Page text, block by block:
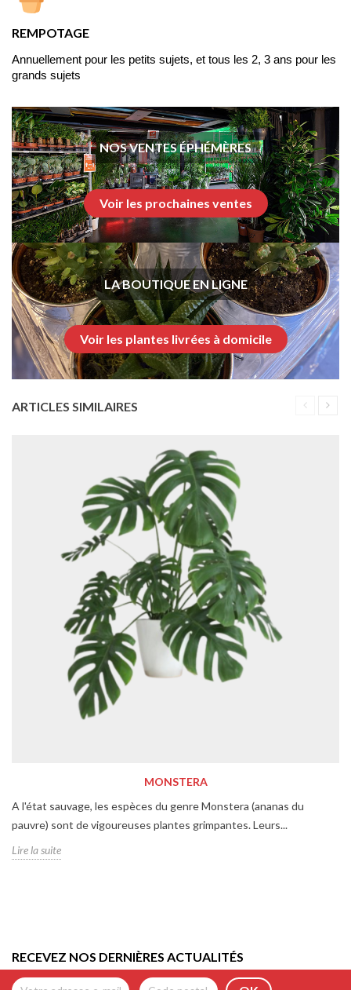
REMPOTAGE
Annuellement pour les petits sujets, et tous les 2, 3 ans pour les
grands sujets
NOS VENTES ÉPHÉMÈRES
Voir les prochaines ventes
LA BOUTIQUE EN LIGNE
Voir les plantes livrées à domicile
ARTICLES SIMILAIRES
MONSTERA
A l'état sauvage, les espèces du genre Monstera (ananas du
pauvre) sont de vigoureuses plantes grimpantes. Leurs...
Lire la suite
RECEVEZ NOS DERNIÈRES ACTUALITÉS